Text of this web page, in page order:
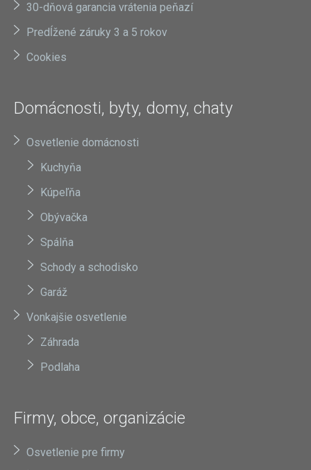
30-dňová garancia vrátenia peňazí
Predĺžené záruky 3 a 5 rokov
Cookies
Domácnosti, byty, domy, chaty
Osvetlenie domácnosti
Kuchyňa
Kúpeľňa
Obývačka
Spálňa
Schody a schodisko
Garáž
Vonkajšie osvetlenie
Záhrada
Podlaha
Firmy, obce, organizácie
Osvetlenie pre firmy